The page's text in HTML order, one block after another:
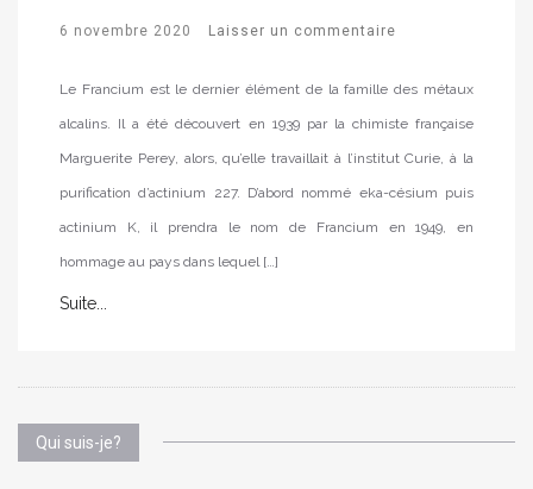
6 novembre 2020 Laisser un commentaire
Le Francium est le dernier élément de la famille des métaux
alcalins. Il a été découvert en 1939 par la chimiste française
Marguerite Perey, alors, qu’elle travaillait à l’institut Curie, à la
purification d’actinium 227. D’abord nommé eka-césium puis
actinium K, il prendra le nom de Francium en 1949, en
hommage au pays dans lequel […]
Suite...
Qui suis-je?